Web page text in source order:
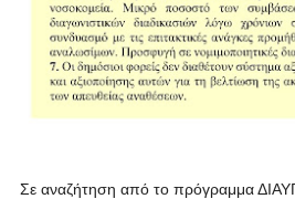
Σε αναζήτηση από το πρόγραμμα